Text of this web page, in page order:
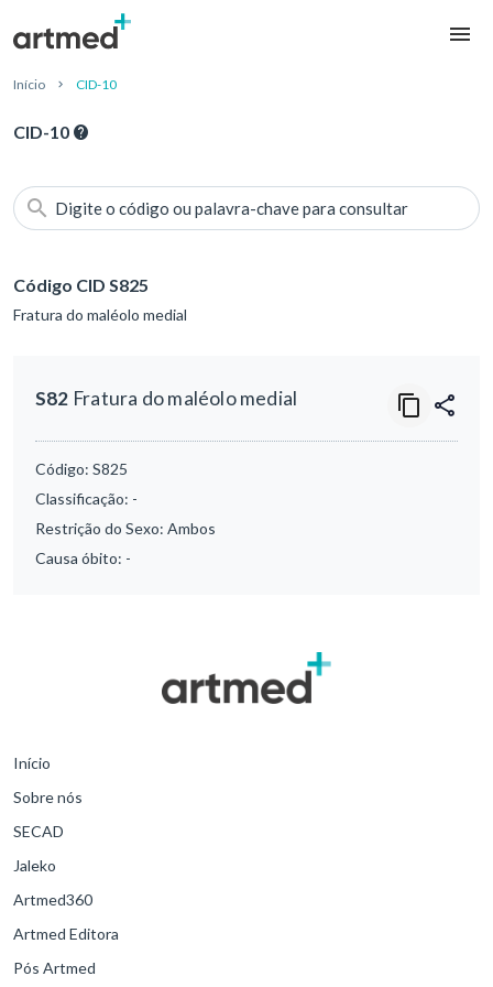
Início CID-10
CID-10
Digite o código ou palavra-chave para consultar
Código CID S825
Fratura do maléolo medial
S82 Fratura do maléolo medial
Código: S825
Classificação: -
Restrição do Sexo: Ambos
Causa óbito: -
Início
Sobre nós
SECAD
Jaleko
Artmed360
Artmed Editora
Pós Artmed